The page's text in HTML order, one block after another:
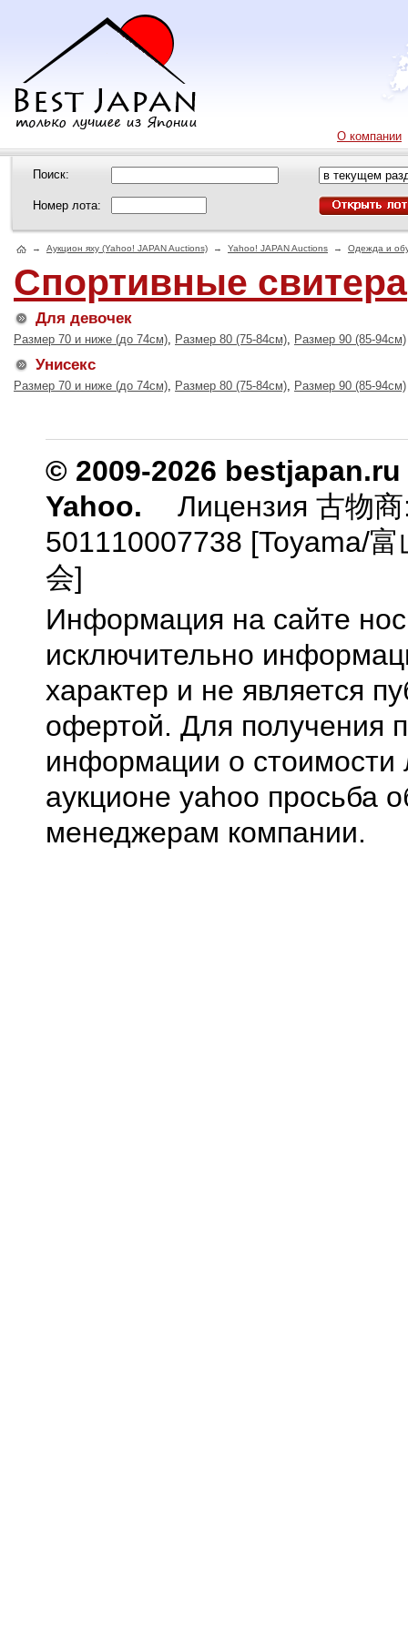
О компании
Поиск:
Номер лота:
→ Аукцион яху (Yahoo! JAPAN Auctions) → Yahoo! JAPAN Auctions → Одежда и
Спортивные свитера
Для девочек
Размер 70 и ниже (до 74см), Размер 80 (75-84см), Размер 90 (85-94см)
Унисекс
Размер 70 и ниже (до 74см), Размер 80 (75-84см), Размер 90 (85-94см)
© 2009-2026
Yahoo.
Лицензия 古物
501110007738 [Toyama/
会]
Информация на сайте
исключительно
характер и не является
офертой. Для получения
информации о стоимости
аукционе yahoo просьба
менеджерам компании.